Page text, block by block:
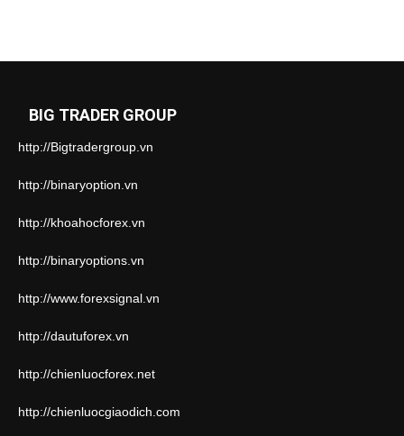
BIG TRADER GROUP
http://Bigtradergroup.vn
http://binaryoption.vn
http://khoahocforex.vn
http://binaryoptions.vn
http://www.forexsignal.vn
http://dautuforex.vn
http://chienluocforex.net
http://chienluocgiaodich.com